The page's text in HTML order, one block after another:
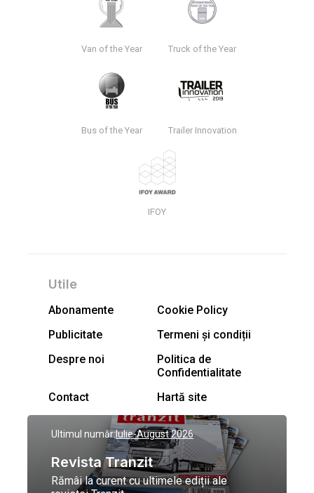
Van of the Year Truck of the Year
Bus of the Year Trailer Innovation
IFOY
Utile
Abonamente
Cookie Policy
Publicitate
Termeni și condiții
Despre noi
Politica de
Confidentialitate
Contact
Hartă site
Ultimul număr:Iulie-August 2026
Revista Tranzit
Rămâi la curent cu ultimele ediții ale